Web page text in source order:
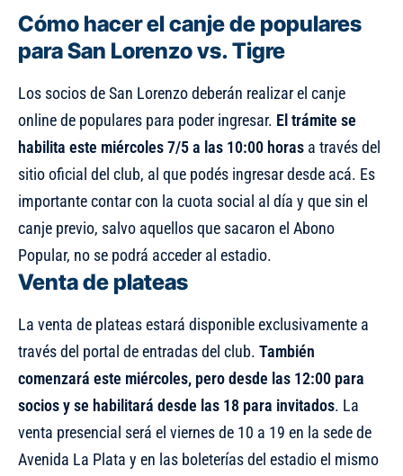
Cómo hacer el canje de populares
para San Lorenzo vs. Tigre
Los socios de San Lorenzo deberán realizar el canje
online de populares para poder ingresar. El trámite se
habilita este miércoles 7/5 a las 10:00 horas a través del
sitio oficial del club, al que podés ingresar desde acá. Es
importante contar con la cuota social al día y que sin el
canje previo, salvo aquellos que sacaron el Abono
Popular, no se podrá acceder al estadio.
Venta de plateas
La venta de plateas estará disponible exclusivamente a
través del portal de entradas del club. También
comenzará este miércoles, pero desde las 12:00 para
socios y se habilitará desde las 18 para invitados. La
venta presencial será el viernes de 10 a 19 en la sede de
Avenida La Plata y en las boleterías del estadio el mismo